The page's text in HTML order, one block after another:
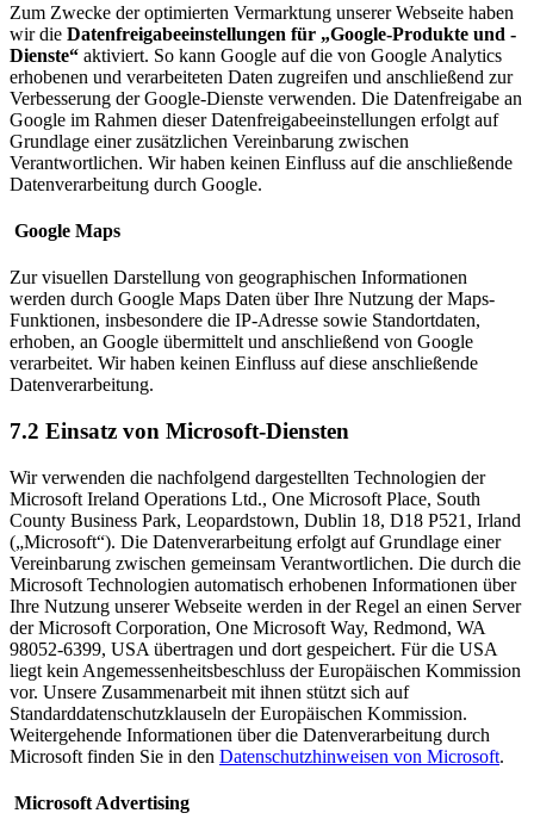
Zum Zwecke der optimierten Vermarktung unserer Webseite haben
wir die Datenfreigabeeinstellungen für „Google-Produkte und -
Dienste“ aktiviert. So kann Google auf die von Google Analytics
erhobenen und verarbeiteten Daten zugreifen und anschließend zur
Verbesserung der Google-Dienste verwenden. Die Datenfreigabe an
Google im Rahmen dieser Datenfreigabeeinstellungen erfolgt auf
Grundlage einer zusätzlichen Vereinbarung zwischen
Verantwortlichen. Wir haben keinen Einfluss auf die anschließende
Datenverarbeitung durch Google.
Google Maps
Zur visuellen Darstellung von geographischen Informationen
werden durch Google Maps Daten über Ihre Nutzung der Maps-
Funktionen, insbesondere die IP-Adresse sowie Standortdaten,
erhoben, an Google übermittelt und anschließend von Google
verarbeitet. Wir haben keinen Einfluss auf diese anschließende
Datenverarbeitung.
7.2 Einsatz von Microsoft-Diensten
Wir verwenden die nachfolgend dargestellten Technologien der
Microsoft Ireland Operations Ltd., One Microsoft Place, South
County Business Park, Leopardstown, Dublin 18, D18 P521, Irland
(„Microsoft“). Die Datenverarbeitung erfolgt auf Grundlage einer
Vereinbarung zwischen gemeinsam Verantwortlichen. Die durch die
Microsoft Technologien automatisch erhobenen Informationen über
Ihre Nutzung unserer Webseite werden in der Regel an einen Server
der Microsoft Corporation, One Microsoft Way, Redmond, WA
98052-6399, USA übertragen und dort gespeichert. Für die USA
liegt kein Angemessenheitsbeschluss der Europäischen Kommission
vor. Unsere Zusammenarbeit mit ihnen stützt sich auf
Standarddatenschutzklauseln der Europäischen Kommission.
Weitergehende Informationen über die Datenverarbeitung durch
Microsoft finden Sie in den Datenschutzhinweisen von Microsoft.
Microsoft Advertising